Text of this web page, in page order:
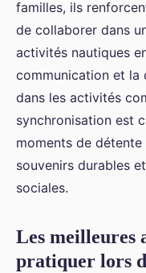
familles, ils
de collaborer dans
activités nautiques
communication et la
dans les activités
synchronisation est
moments de
souvenirs durables
sociales.
Les meilleures
pratiquer lors